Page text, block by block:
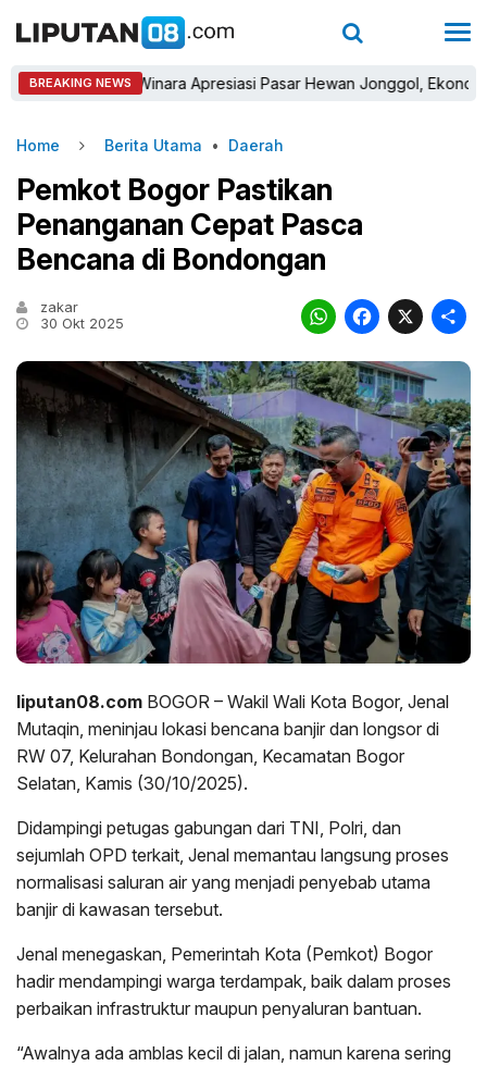
BREAKING NEWS
Sastra Winara Apresiasi Pasar Hewan Jonggol, Ekonomi
Home Berita Utama • Daerah
Pemkot Bogor Pastikan
Penanganan Cepat Pasca
Bencana di Bondongan
zakar
30 Okt 2025
X
liputan08.com BOGOR – Wakil Wali Kota Bogor, Jenal
Mutaqin, meninjau lokasi bencana banjir dan longsor di
RW 07, Kelurahan Bondongan, Kecamatan Bogor
Selatan, Kamis (30/10/2025).
Didampingi petugas gabungan dari TNI, Polri, dan
sejumlah OPD terkait, Jenal memantau langsung proses
normalisasi saluran air yang menjadi penyebab utama
banjir di kawasan tersebut.
Jenal menegaskan, Pemerintah Kota (Pemkot) Bogor
hadir mendampingi warga terdampak, baik dalam proses
perbaikan infrastruktur maupun penyaluran bantuan.
“Awalnya ada amblas kecil di jalan, namun karena sering